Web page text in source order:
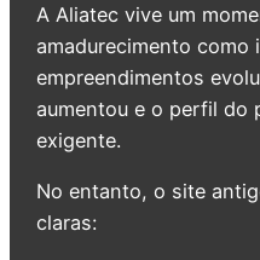
A Aliatec vive um
amadurecimento como
empreendimentos
aumentou e o perfil do
exigente.
No entanto, o site
claras: